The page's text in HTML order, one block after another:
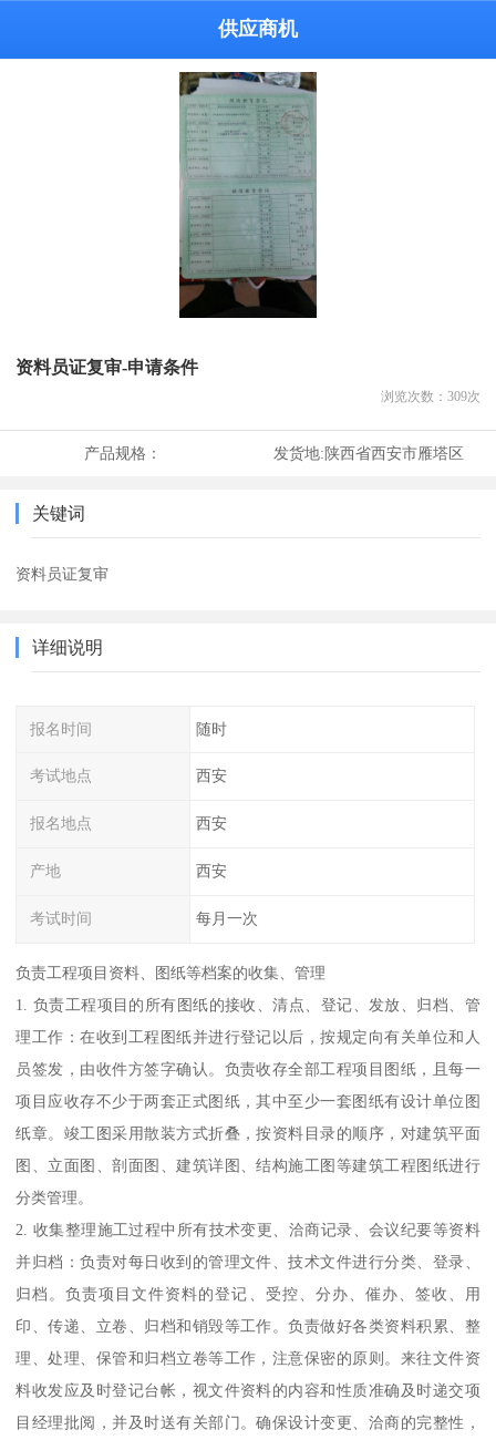
供应商机
资料员证复审-申请条件
浏览次数： 309次
产品规格： 发货地:陕西省西安市雁塔区
关键词
资料员证复审
详细说明
报名时间 随时
考试地点 西安
报名地点 西安
产地 西安
考试时间 每月一次
负责工程项目资料、图纸等档案的收集、管理
1. 负责工程项目的所有图纸的接收、清点、登记、发放、归档、管
理工作：在收到工程图纸并进行登记以后，按规定向有关单位和人
员签发，由收件方签字确认。负责收存全部工程项目图纸，且每一
项目应收存不少于两套正式图纸，其中至少一套图纸有设计单位图
纸章。竣工图采用散装方式折叠，按资料目录的顺序，对建筑平面
图、立面图、剖面图、建筑详图、结构施工图等建筑工程图纸进行
分类管理。
2. 收集整理施工过程中所有技术变更、洽商记录、会议纪要等资料
并归档：负责对每日收到的管理文件、技术文件进行分类、登录、
归档。负责项目文件资料的登记、受控、分办、催办、签收、用
印、传递、立卷、归档和销毁等工作。负责做好各类资料积累、整
理、处理、保管和归档立卷等工作，注意保密的原则。来往文件资
料收发应及时登记台帐，视文件资料的内容和性质准确及时递交项
目经理批阅，并及时送有关部门。确保设计变更、洽商的完整性，